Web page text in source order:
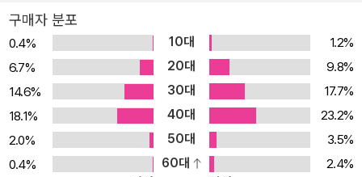
다! 얼마 전 영국에서 소셜 네트워킹 사이트를 통해 여자를 유인해 살
해했다는 뉴스가 있었다. 날로 발전하며 일상생활에 점점 더 밀접해
져가는 소셜 네트워킹 사이트(싸이월드, 페이스북, 마이스페이스 등)
나 이메일 해킹, 개인정보 유출 등은 끊임없이 제기되는 사회 문제이
다. 지구 반대편에서 누군가를 들키지 않고 감시하는 것도 가능해진
세상이다. 이 소설에 등장하는 페이트란 인물은 그런 시대와 자신의
재능을 십분 발휘해 평범한 사람들을 해치는 연쇄살인범이다. 그에게
있어 이 세상은 단지 컴퓨터 게임에 불과하며, 사람들은 그 게임 속 캐
구매자 분포
0.4% 10대
1.2%
6.7%
20대
9.8%
14.6%
30대
17.7%
18.1%
40대
23.2%
2.0%
50대
3.5%
0.4%
60대
2.4%